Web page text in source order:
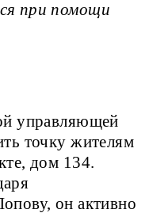
при помощи
управляющей
точку жителям
дом 134.
он активно